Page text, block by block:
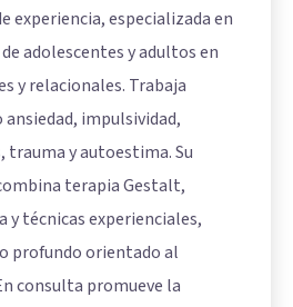
experiencia, especializada en
adolescentes y adultos en
y relacionales. Trabaja
impulsividad,
y autoestima. Su
terapia Gestalt,
técnicas experienciales,
profundo orientado al
consulta promueve la